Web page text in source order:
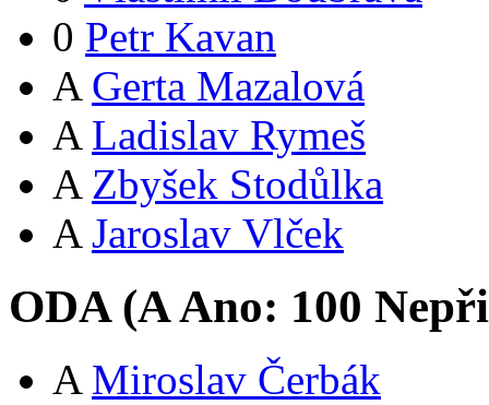
0 Petr Kavan
A Gerta Mazalová
A Ladislav Rymeš
A Zbyšek Stodůlka
A Jaroslav Vlček
ODA (AAno: 100
A Miroslav Čerbák